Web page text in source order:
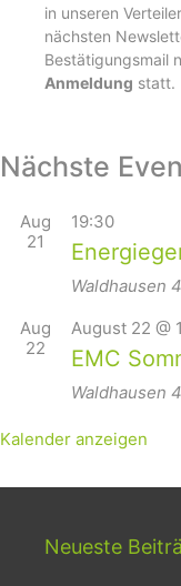
in unseren
nächsten
Bestätigungsmail
Anmeldung statt.
Nächste
Aug
21
19:30
Waldhausen
Aug
22
August 22 @
EMC
Waldhausen
Kalender anzeigen
Neueste